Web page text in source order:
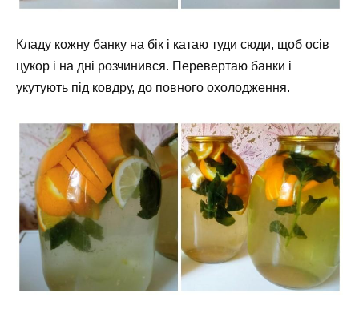
Кладу кожну банку на бік і катаю туди сюди, щоб осів
цукор і на дні розчинився. Перевертаю банки і
укутують під ковдру, до повного охолодження.